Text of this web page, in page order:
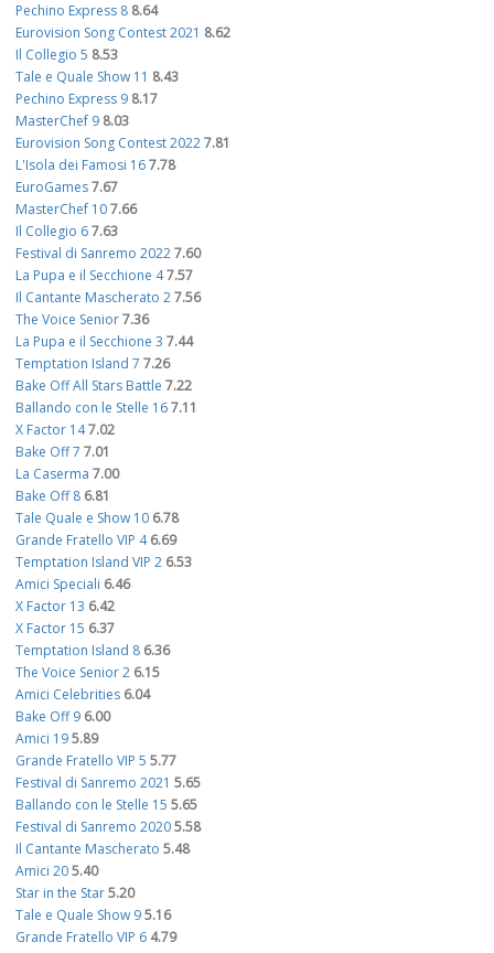
Pechino Express 8 8.64
Eurovision Song Contest 2021 8.62
Il Collegio 5 8.53
Tale e Quale Show 11 8.43
Pechino Express 9 8.17
MasterChef 9 8.03
Eurovision Song Contest 20227.81
L'Isola dei Famosi 167.78
EuroGames7.67
MasterChef 107.66
Il Collegio 67.63
Festival di Sanremo 20227.60
La Pupa e il Secchione 47.57
Il Cantante Mascherato 27.56
The Voice Senior7.36
La Pupa e il Secchione 3 7.44
Temptation Island 7 7.26
Bake Off All Stars Battle 7.22
Ballando con le Stelle 167.11
X Factor 147.02
Bake Off 7 7.01
La Caserma 7.00
Bake Off 8 6.81
Tale Quale e Show 10 6.78
Grande Fratello VIP 4 6.69
Temptation Island VIP 2 6.53
Amici Speciali 6.46
X Factor 13 6.42
X Factor 15 6.37
Temptation Island 8 6.36
The Voice Senior 2 6.15
Amici Celebrities 6.04
Bake Off 9 6.00
Amici 195.89
Grande Fratello VIP 5 5.77
Festival di Sanremo 2021 5.65
Ballando con le Stelle 15 5.65
Festival di Sanremo 20205.58
Il Cantante Mascherato 5.48
Amici 205.40
Star in the Star5.20
Tale e Quale Show 95.16
Grande Fratello VIP 6 4.79